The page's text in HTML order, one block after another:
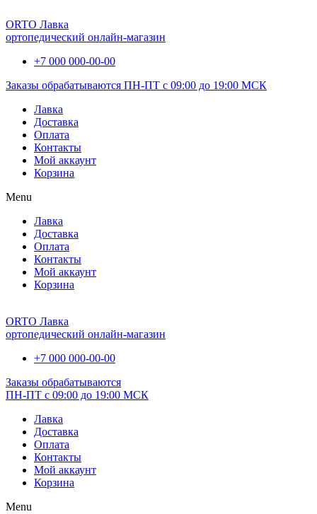
ORTO Лавка
ортопедический онлайн-магазин
+7 000 000-00-00
Заказы обрабатываются ПН-ПТ с 09:00 до 19:00 МСК
Лавка
Доставка
Оплата
Контакты
Мой аккаунт
Корзина
Menu
Лавка
Доставка
Оплата
Контакты
Мой аккаунт
Корзина
ORTO Лавка
ортопедический онлайн-магазин
+7 000 000-00-00
Заказы обрабатываются
ПН-ПТ с 09:00 до 19:00 МСК
Лавка
Доставка
Оплата
Контакты
Мой аккаунт
Корзина
Menu